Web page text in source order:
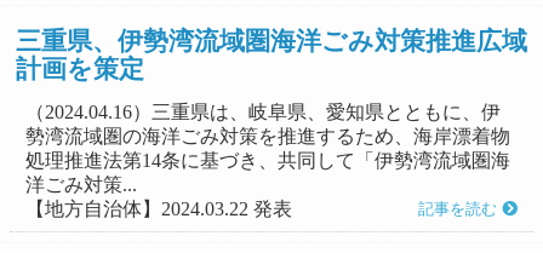
三重県、伊勢湾流域圏海洋ごみ対策推進広域
計画を策定
（2024.04.16）三重県は、岐阜県、愛知県とともに、伊
勢湾流域圏の海洋ごみ対策を推進するため、海岸漂着物
処理推進法第14条に基づき、共同して「伊勢湾流域圏海
洋ごみ対策...
【地方自治体】2024.03.22 発表
記事を読む